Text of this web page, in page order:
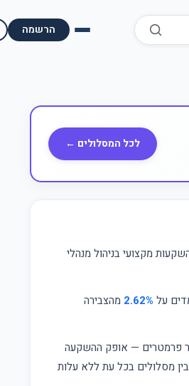
הרשמה
מאמרים ומדריכים
תשואות היסטוריות
תנאי שימוש
לכל המסלולים ←
מקצועי בניהול מנהלי
על 2.62% מהצבירה
פרמטרים — אופק ההשקעה
מסלולים בכל עת ללא עלות